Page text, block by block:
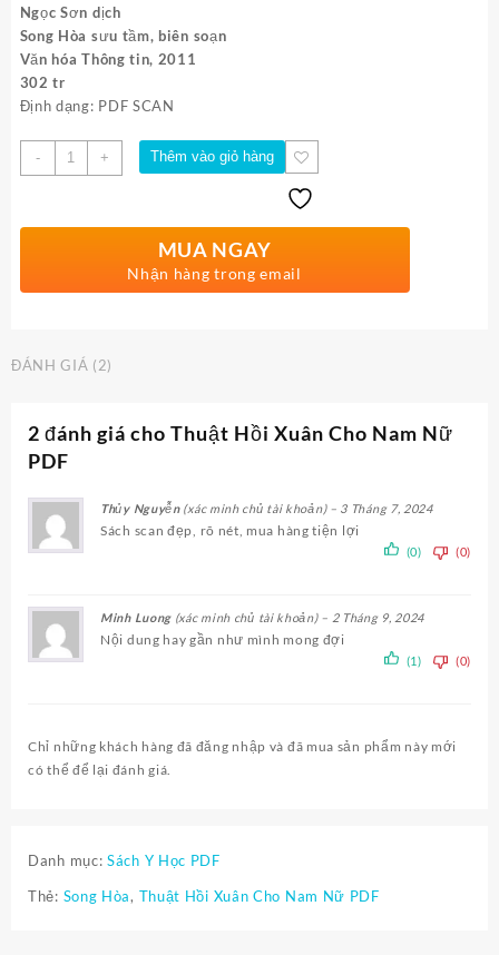
Ngọc Sơn dịch
Song Hòa sưu tầm, biên soạn
Văn hóa Thông tin, 2011
302 tr
Định dạng: PDF SCAN
-
Số
lượng
+ Thêm vào giỏ hàng
MUA NGAY
Nhận hàng trong email
ĐÁNH GIÁ (2)
2 đánh giá cho Thuật Hồi Xuân Cho Nam Nữ
PDF
Thủy Nguyễn (xác minh chủ tài khoản) – 3 Tháng 7, 2024
Sách scan đẹp, rõ nét, mua hàng tiện lợi
(0) (0)
Minh Luong (xác minh chủ tài khoản) – 2 Tháng 9, 2024
Nội dung hay gần như mình mong đợi
(1) (0)
Chỉ những khách hàng đã đăng nhập và đã mua sản phẩm này mới
có thể để lại đánh giá.
Danh mục: Sách Y Học PDF
Thẻ: Song Hòa, Thuật Hồi Xuân Cho Nam Nữ PDF